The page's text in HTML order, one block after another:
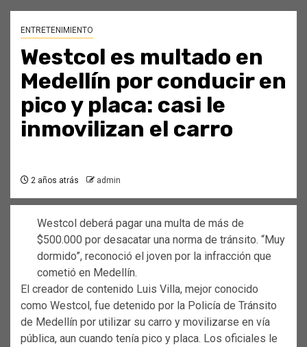
ENTRETENIMIENTO
Westcol es multado en
Medellín por conducir en
pico y placa: casi le
inmovilizan el carro
2 años atrás admin
Westcol deberá pagar una multa de más de
$500.000 por desacatar una norma de tránsito. “Muy
dormido”, reconoció el joven por la infracción que
cometió en Medellín.
El creador de contenido Luis Villa, mejor conocido
como Westcol, fue detenido por la Policía de Tránsito
de Medellín por utilizar su carro y movilizarse en vía
pública, aun cuando tenía pico y placa. Los oficiales le